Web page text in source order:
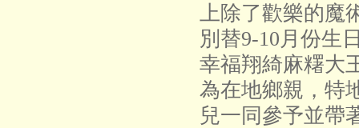
上除了歡樂的魔
別替9-10月份生
幸福翔綺麻糬大
為在地鄉親，特
兒一同參予並帶